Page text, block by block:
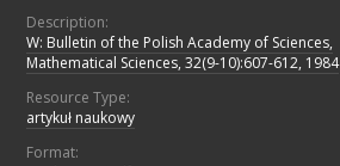
Description:
W: Bulletin of the Polish Academy of Sciences,
Mathematical Sciences, 32(9-10):607-612, 1984
Resource Type:
artykuł naukowy
Format: